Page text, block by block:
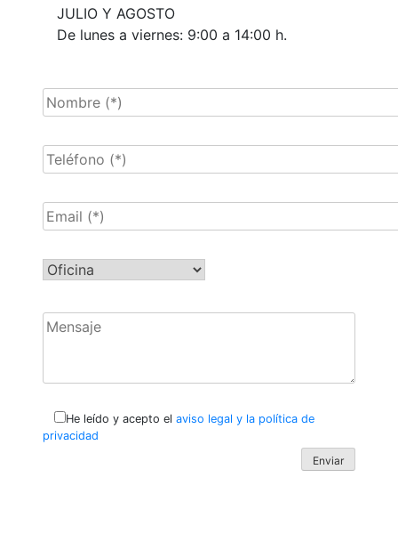
JULIO Y AGOSTO
De lunes a viernes: 9:00 a 14:00 h.
He leído y acepto el aviso legal y la política de
privacidad